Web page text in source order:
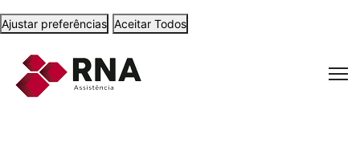
Ajustar preferências Aceitar Todos